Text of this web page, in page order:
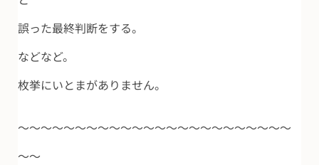
誤った最終判断をする。
などなど。
枚挙にいとまがありません。
～～～～～～～～～～～～～～～～～～～～～～～～
～～